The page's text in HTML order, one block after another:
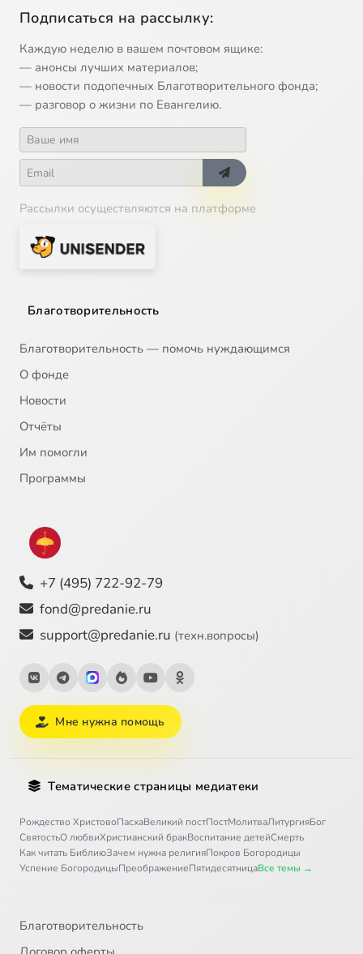
Подписаться на рассылку:
Каждую неделю в вашем почтовом ящике:
— анонсы лучших материалов;
— новости подопечных Благотворительного фонда;
— разговор о жизни по Евангелию.
Рассылки осуществляются на платформе
Благотворительность
Благотворительность — помочь нуждающимся
О фонде
Новости
Отчёты
Им помогли
Программы
+7 (495) 722-92-79
fond@predanie.ru
support@predanie.ru (техн.вопросы)
Мне нужна помощь
Тематические страницы медиатеки
Рождество ХристовоПасхаВеликий постПостМолитваЛитургияБог
СвятостьО любвиХристианский бракВоспитание детейСмерть
Как читать БиблиюЗачем нужна религияПокров Богородицы
Успение БогородицыПреображениеПятидесятницаВсе темы →
Благотворительность